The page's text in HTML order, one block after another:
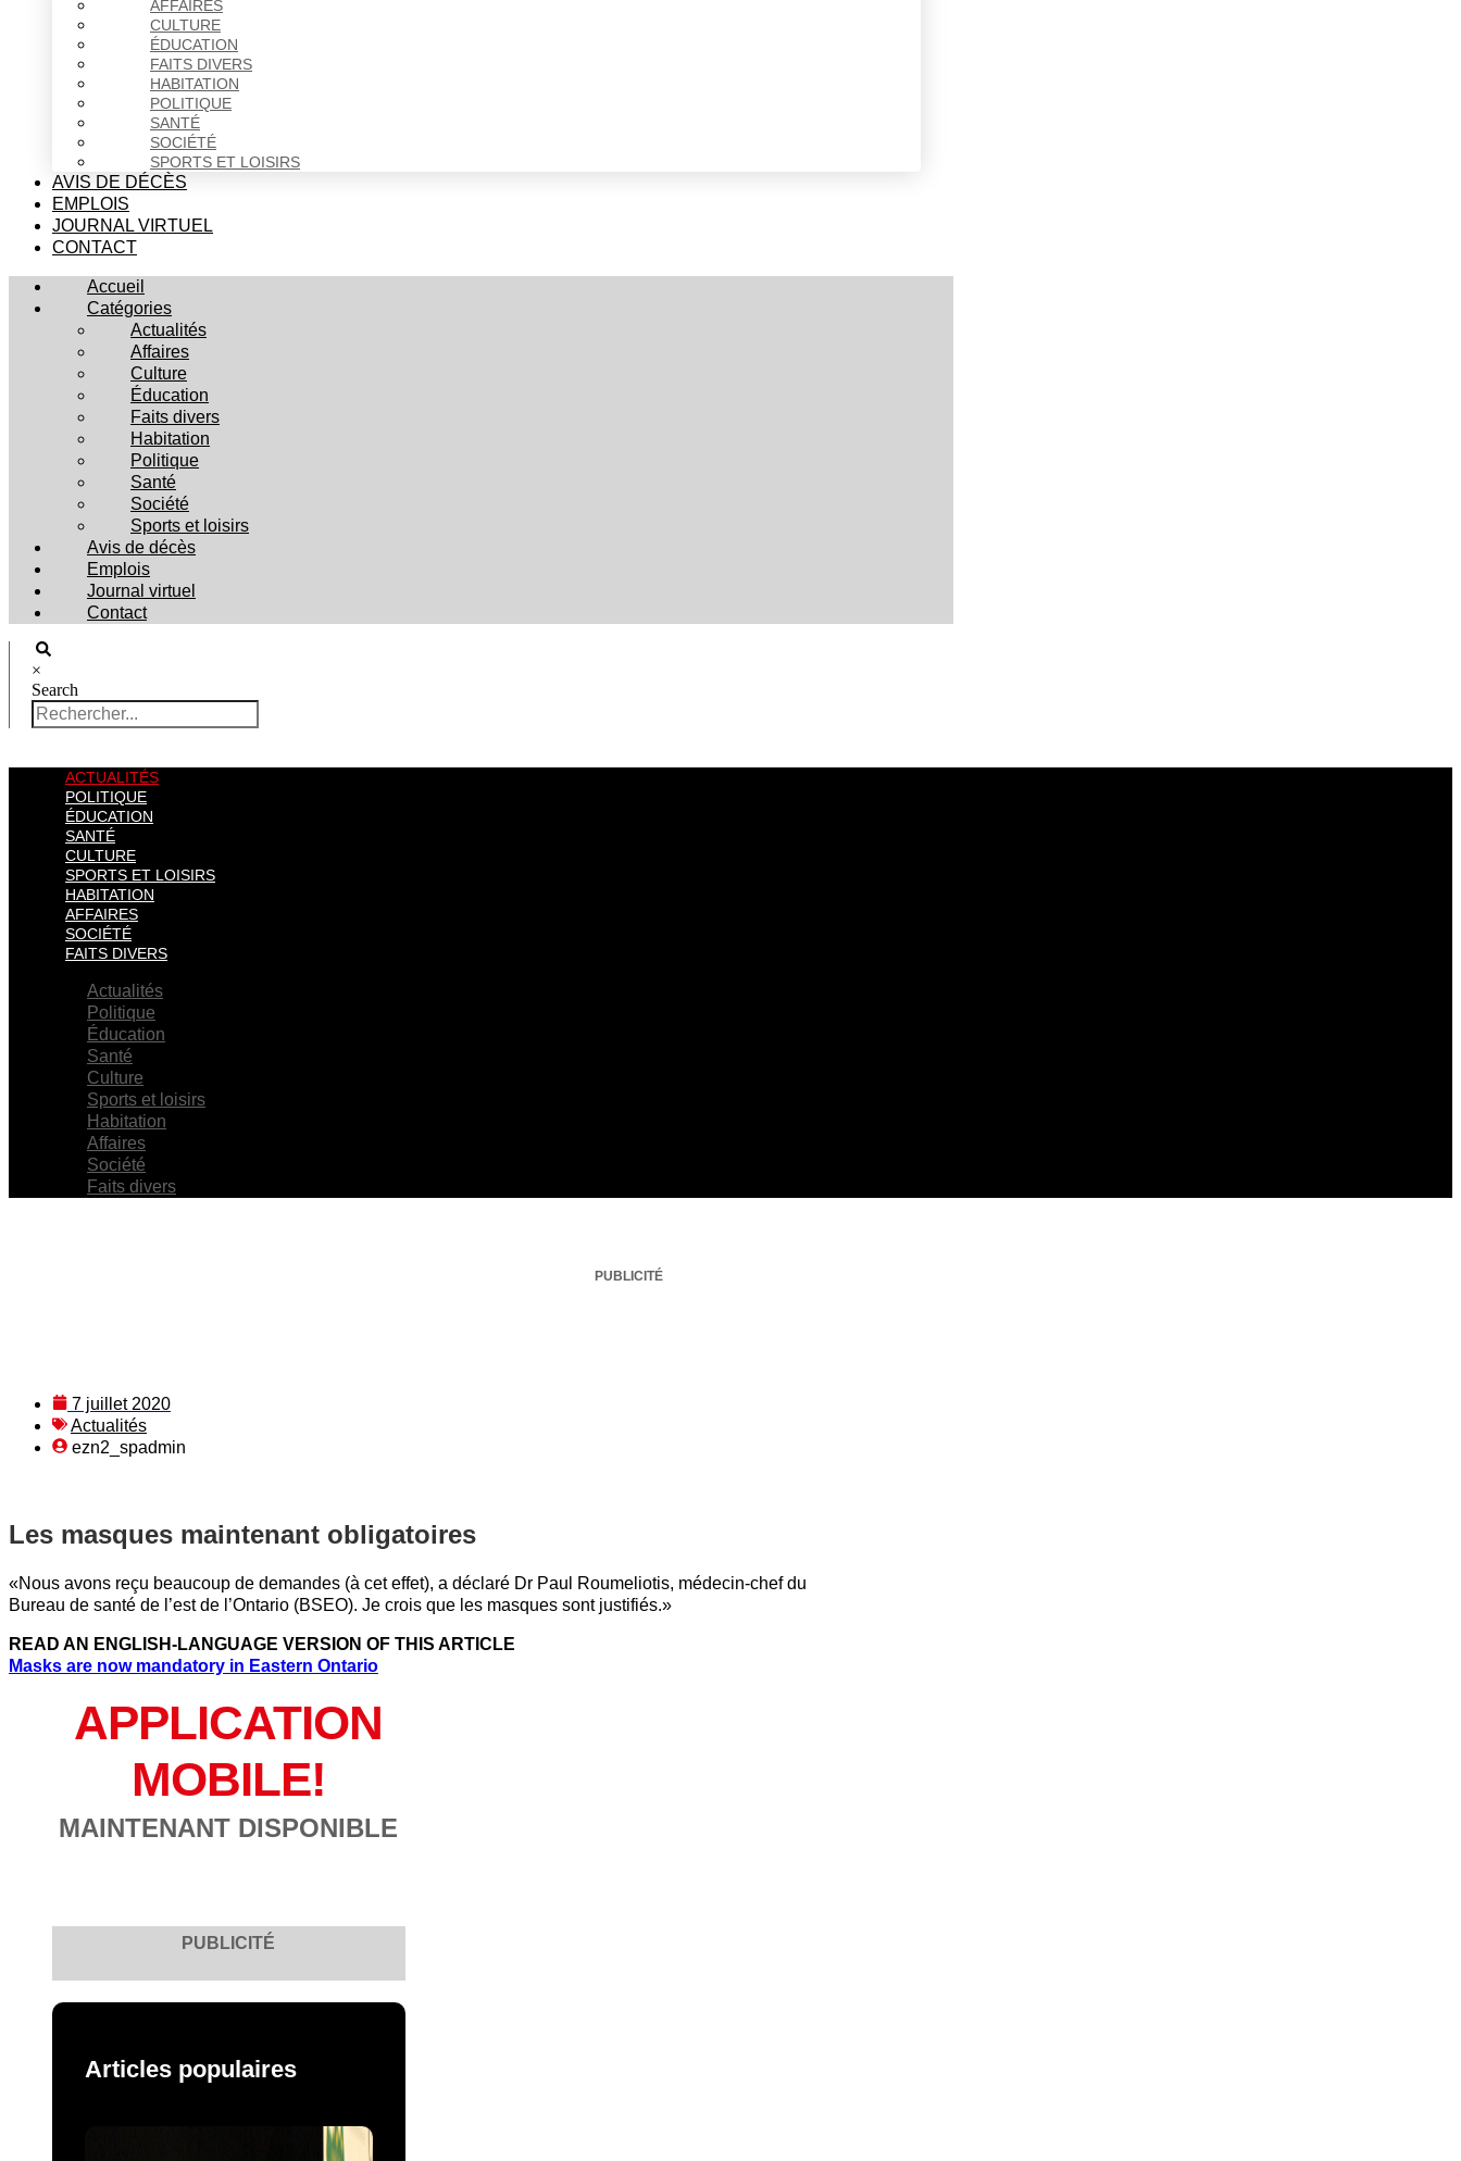
AFFAIRES
CULTURE
ÉDUCATION
FAITS DIVERS
HABITATION
POLITIQUE
SANTÉ
SOCIÉTÉ
SPORTS ET LOISIRS
AVIS DE DÉCÈS
EMPLOIS
JOURNAL VIRTUEL
CONTACT
Accueil
Catégories
Actualités
Affaires
Culture
Éducation
Faits divers
Habitation
Politique
Santé
Société
Sports et loisirs
Avis de décès
Emplois
Journal virtuel
Contact
×
Search
ACTUALITÉS
POLITIQUE
ÉDUCATION
SANTÉ
CULTURE
SPORTS ET LOISIRS
HABITATION
AFFAIRES
SOCIÉTÉ
FAITS DIVERS
Actualités
Politique
Éducation
Santé
Culture
Sports et loisirs
Habitation
Affaires
Société
Faits divers
PUBLICITÉ
7 juillet 2020
Actualités
ezn2_spadmin
Les masques maintenant obligatoires
«Nous avons reçu beaucoup de demandes (à cet effet), a déclaré Dr Paul Roumeliotis, médecin-chef du
Bureau de santé de l’est de l’Ontario (BSEO). Je crois que les masques sont justifiés.»
READ AN ENGLISH-LANGUAGE VERSION OF THIS ARTICLE
Masks are now mandatory in Eastern Ontario
APPLICATION
MOBILE!
MAINTENANT DISPONIBLE
PUBLICITÉ
Articles populaires